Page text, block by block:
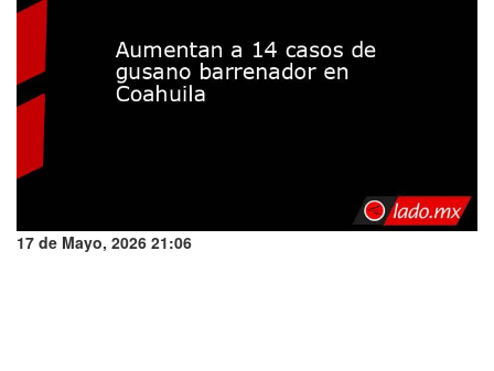
17 de Mayo, 2026 21:06